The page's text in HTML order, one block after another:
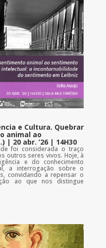
e Cultura. Quebrar
animal ao
20 abr. ’26 | 14H30
foi considerada o traço
outros seres vivos. Hoje, à
e do conhecimento
a interrogação sobre o
convidando a repensar o
ao que nos distingue